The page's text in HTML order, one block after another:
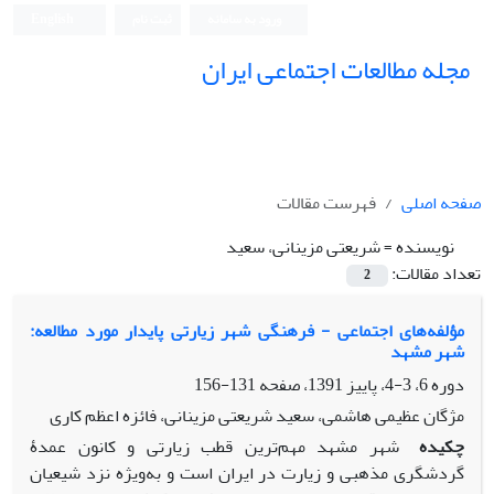
مجله مطالعات اجتماعی ایران
صفحه اصلی
فهرست مقالات
نویسنده =شریعتی مزینانی، سعید
تعداد مقالات:
2
مؤلفه‌های اجتماعی - فرهنگی شهر زیارتی پایدار مورد مطالعه:
شهر مشهد
دوره 6، 3-4، پاییز 1391، صفحه
131-156
مژگان عظیمی هاشمی، سعید شریعتی مزینانی، فائزه اعظم کاری
چکیده
شهر مشهد مهم‌ترین قطب زیارتی و کانون عمدۀ
گردشگری مذهبی و زیارت در ایران است و به‌ویژه نزد شیعیان